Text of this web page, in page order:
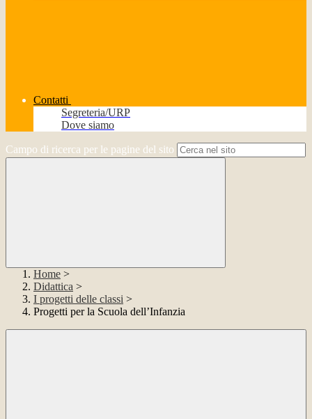
Contatti
Segreteria/URP
Dove siamo
Campo di ricerca per le pagine del sito
Home >
Didattica >
I progetti delle classi >
Progetti per la Scuola dell’Infanzia